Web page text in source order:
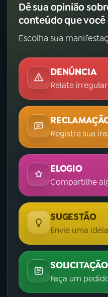
Dê sua opinião
conteúdo que você
Escolha sua
DENÚNCIA
Relate
Registre sua
ELOGIO
Compartilhe
SUGESTÃO
Envie uma
SOLICITAÇÃO
Faça um